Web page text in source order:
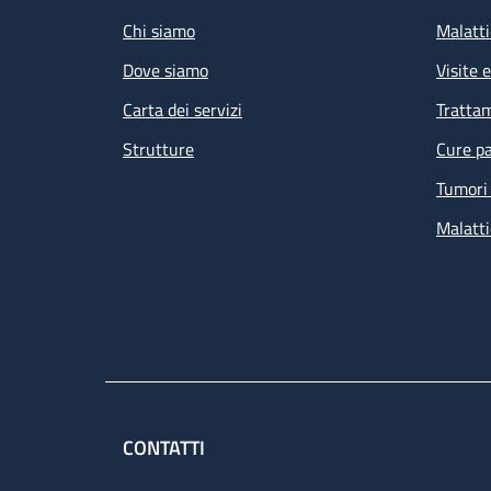
Chi siamo
Dove siamo
Carta dei servizi
Strutture
Visite
Cure
CONTATTI